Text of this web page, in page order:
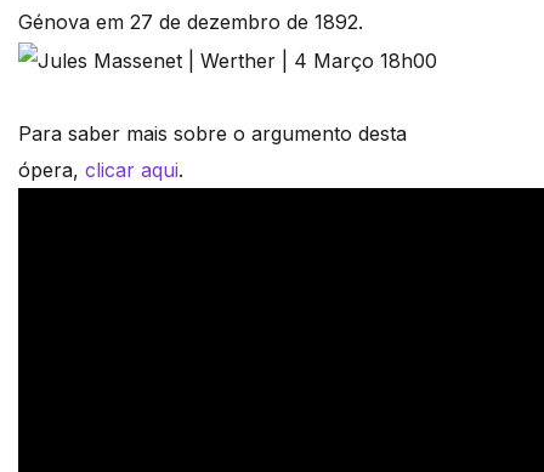
Génova em 27 de dezembro de 1892.
Para saber mais sobre o argumento desta
ópera, clicar aqui.